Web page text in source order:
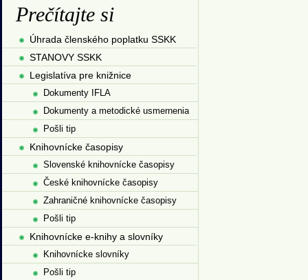
Prečítajte si
Úhrada členského poplatku SSKK
STANOVY SSKK
Legislatíva pre knižnice
Dokumenty IFLA
Dokumenty a metodické usmernenia
Pošli tip
Knihovnícke časopisy
Slovenské knihovnícke časopisy
České knihovnícke časopisy
Zahraničné knihovnícke časopisy
Pošli tip
Knihovnícke e-knihy a slovníky
Knihovnícke slovníky
Pošli tip